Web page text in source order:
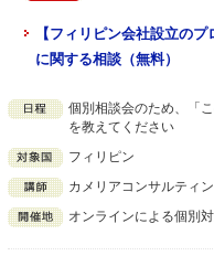
【フィリピン会社設立の
に関する相談（無料）
個別相談会のため、「
を教えてください
フィリピン
カメリアコンサルテ
オンラインによる個別